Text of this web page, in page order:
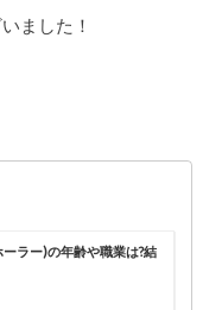
ました！
ラー)の年齢や職業は?結